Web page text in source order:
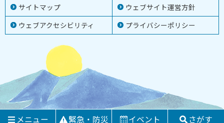
サイトマップ
ウェブサイト運営方針
ウェブアクセシビリティ
プライバシーポリシー
メニュー 緊急・防災 イベント さがす